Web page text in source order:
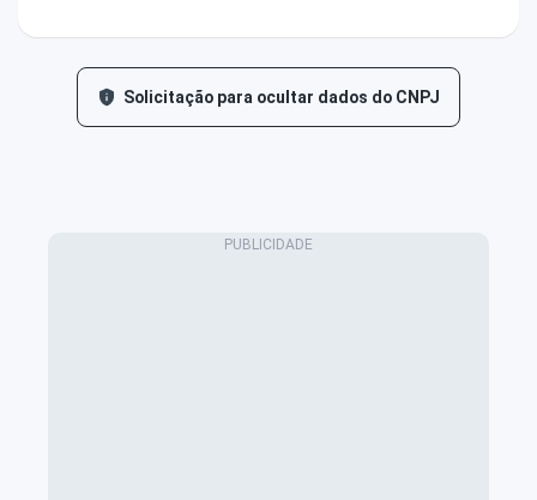
Solicitação para ocultar dados do CNPJ